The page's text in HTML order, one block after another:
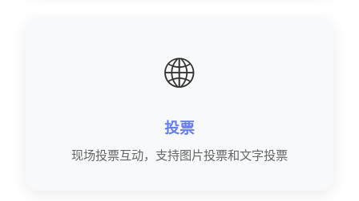
🌐
投票
现场投票互动，支持图片投票和文字投票